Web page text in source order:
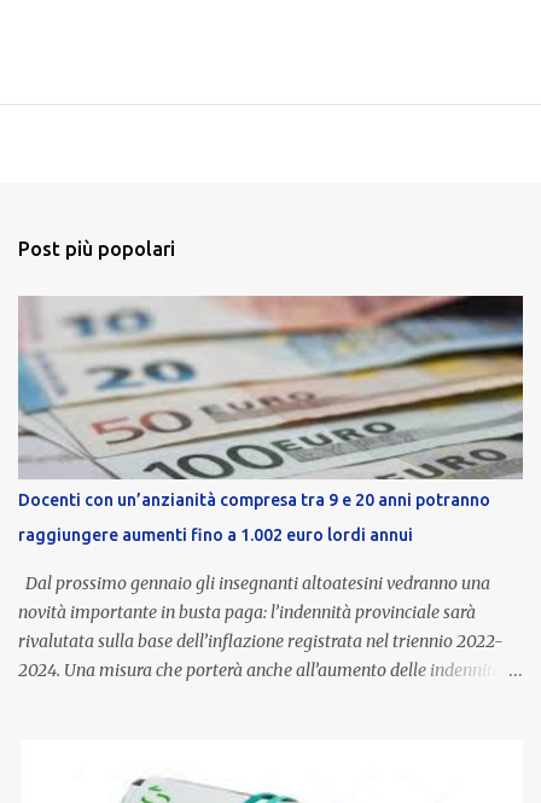
Post più popolari
Docenti con un’anzianità compresa tra 9 e 20 anni potranno
raggiungere aumenti fino a 1.002 euro lordi annui
Dal prossimo gennaio gli insegnanti altoatesini vedranno una
novità importante in busta paga: l’indennità provinciale sarà
rivalutata sulla base dell’inflazione registrata nel triennio 2022-
2024. Una misura che porterà anche all’aumento delle indennità di
dedicato alle donne vittime di violenza di genere, in linea con la